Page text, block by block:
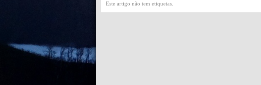
Este artigo não tem etiquetas.